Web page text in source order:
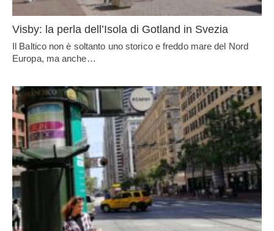
Visby: la perla dell’Isola di Gotland in Svezia
Il Baltico non è soltanto uno storico e freddo mare del Nord
Europa, ma anche…